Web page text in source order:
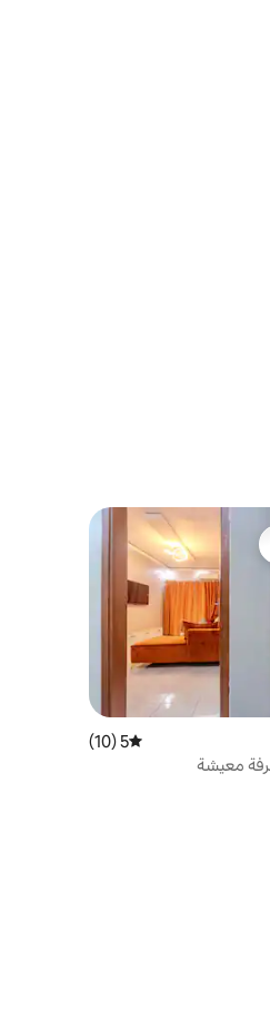
متوسط التقييم 5 من 5، 10 مراجعات
5 (10)